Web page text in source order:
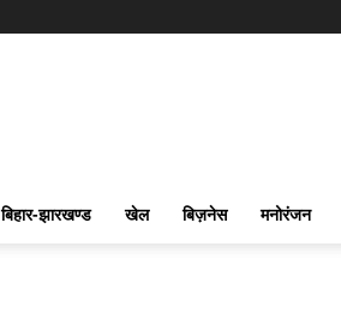
बिहार-झारखण्‍ड खेल बिज़नेस मनोरंजन